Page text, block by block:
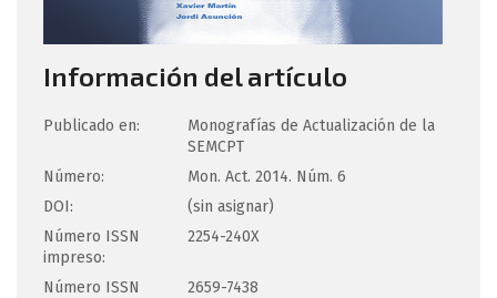
Información del artículo
Publicado en:
Monografías de Actualización de la
SEMCPT
Número:
Mon. Act. 2014. Núm. 6
DOI:
(sin asignar)
Número ISSN
impreso:
2254-240X
Número ISSN
2659-7438